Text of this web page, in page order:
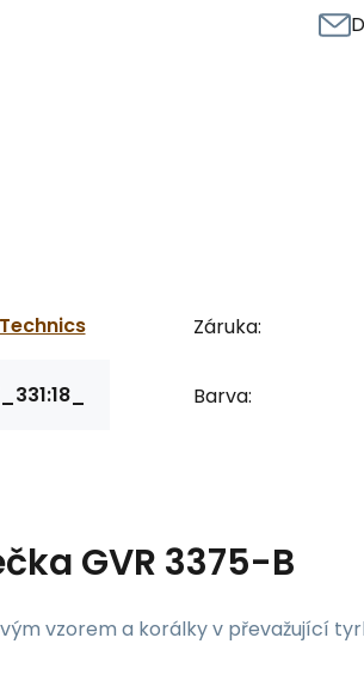
Záruka:
Barva:
GVR 3375-B
vzorem a korálky v převažující